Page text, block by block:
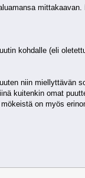
kohdalle (eli
niin miellyttävän
kuitenkin omat
on myös